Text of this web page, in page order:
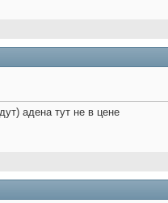
адена тут не в цене